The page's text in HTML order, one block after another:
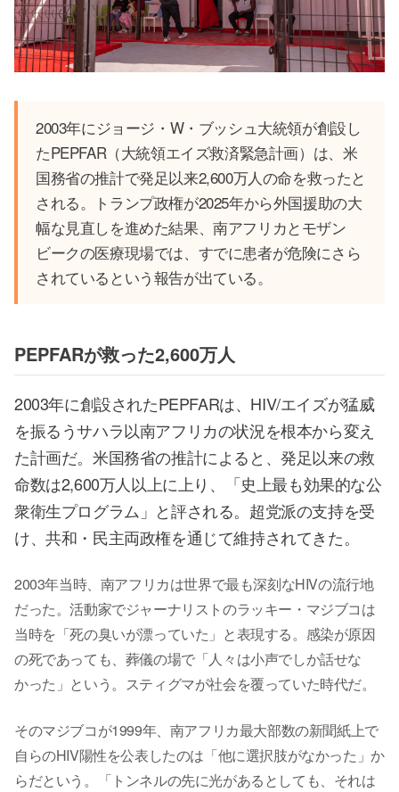
2003年にジョージ・W・ブッシュ大統領が創設し
たPEPFAR（大統領エイズ救済緊急計画）は、米
国務省の推計で発足以来2,600万人の命を救ったと
される。トランプ政権が2025年から外国援助の大
幅な見直しを進めた結果、南アフリカとモザン
ビークの医療現場では、すでに患者が危険にさら
されているという報告が出ている。
PEPFARが救った2,600万人
2003年に創設されたPEPFARは、HIV/エイズが猛威
を振るうサハラ以南アフリカの状況を根本から変え
た計画だ。米国務省の推計によると、発足以来の救
命数は2,600万人以上に上り、「史上最も効果的な公
衆衛生プログラム」と評される。超党派の支持を受
け、共和・民主両政権を通じて維持されてきた。
2003年当時、南アフリカは世界で最も深刻なHIVの流行地
だった。活動家でジャーナリストのラッキー・マジブコは
当時を「死の臭いが漂っていた」と表現する。感染が原因
の死であっても、葬儀の場で「人々は小声でしか話せな
かった」という。スティグマが社会を覆っていた時代だ。
そのマジブコが1999年、南アフリカ最大部数の新聞紙上で
自らのHIV陽性を公表したのは「他に選択肢がなかった」か
らだという。「トンネルの先に光があるとしても、それは